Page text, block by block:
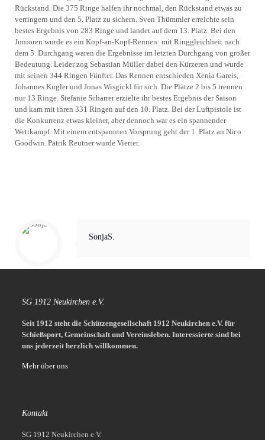
Rückstand. Die 375 Ringe halfen ihr nochmal, den Rückstand etwas zu
verringern und den 5. Platz zu sichern. Sven Thümmler erreichte sein
bestes Ergebnis von 283 Ringe und landet auf dem 13. Platz. Bei den
Junioren wurde es ein Kopf-an-Kopf-Rennen: mit Ringgleichheit nach
dem 5. Durchgang waren die Ergebnisse im letzten Durchgang von großer
Bedeutung. Leider zog Sebastian Müller dabei den Kürzeren und wurde
mit seinen 344 Ringen Fünfter. Das Rennen entschieden Xenia Gareis,
Johannes Kugler und Jonas Wisgickl für sich. Die Plätze 2 bis 5 trennen
nur 13 Ringe. Stefanie Scharrer erzielte ihr bestes Ergebnis der Saison
und kam mit ihren 331 Ringen auf den 10. Platz. Bei der Luftpistole ist
die Konkurrenz etwas kleiner, aber dennoch war es ein spannender
Wettkampf. Mit einem entspannten Vorsprung geht der 1. Platz an Nico
Goodwin. Patrik Reutner wurde Vierter.
SonjaS.
SG 1912 Neukirchen e.V.
Seit 1912 steht die Schützengesellschaft 1912 Neukirchen e.V. für
Schießsport, Gemeinschaft und Vereinsleben. Interessierte sind bei
uns jederzeit herzlich willkommen.
Mehr über uns
Kontakt
SG 1912 Neukirchen e.V.